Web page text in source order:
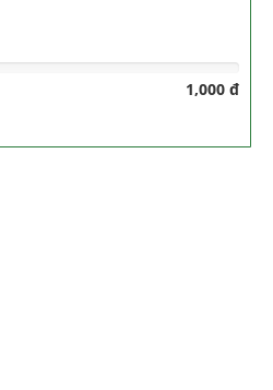
1,000 đ